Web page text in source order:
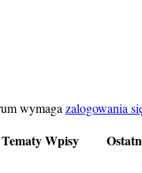
wymaga zalogowania
TematyWpisy